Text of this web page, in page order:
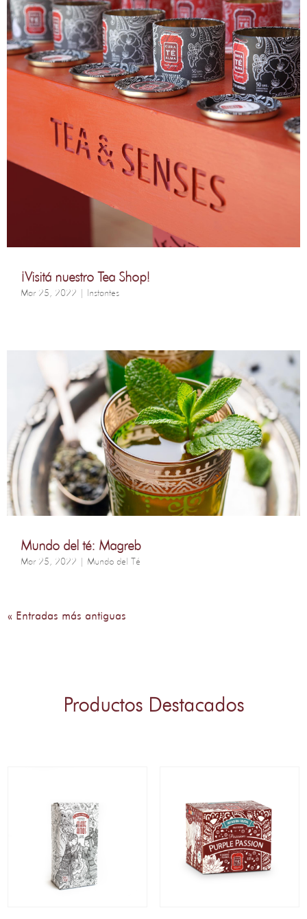
¡Visitá nuestro Tea Shop!
Mar 25, 2022 | Instantes
Mundo del té: Magreb
Mar 25, 2022 | Mundo del Té
« Entradas más antiguas
Productos Destacados